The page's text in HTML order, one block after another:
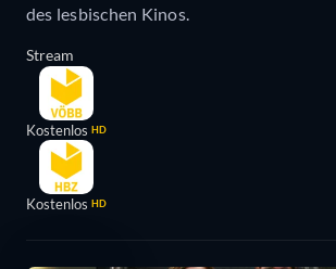
des lesbischen Kinos.
Stream
Kostenlos HD
Kostenlos HD